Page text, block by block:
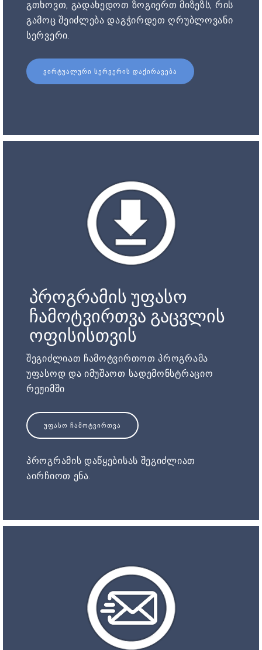
გთხოვთ, გადახედოთ ზოგიერთ მიზეზს, რის
გამოც შეიძლება დაგჭირდეთ ღრუბლოვანი
სერვერი.
ᲕᲘᲠᲢᲣᲐᲚᲣᲠᲘ ᲡᲔᲠᲕᲔᲠᲘᲡ ᲓᲐᲥᲘᲠᲐᲕᲔᲑᲐ
პროგრამის უფასო
ჩამოტვირთვა გაცვლის
ოფისისთვის
შეგიძლიათ ჩამოტვირთოთ პროგრამა
უფასოდ და იმუშაოთ სადემონსტრაციო
რეჟიმში
ᲣᲤᲐᲡᲝ ᲩᲐᲛᲝᲢᲕᲘᲠᲗᲕᲐ
პროგრამის დაწყებისას შეგიძლიათ
აირჩიოთ ენა.